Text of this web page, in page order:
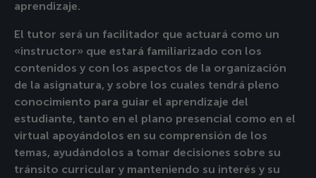
aprendizaje.
El tutor será un facilitador que actuará como un
«instructor» que estará familiarizado con los
contenidos y con los aspectos de la organización
de la asignatura, y sobre los cuales tendrá pleno
conocimiento para guiar el aprendizaje del
estudiante, tanto en el plano presencial como en el
virtual apoyándolos en su comprensión de los
temas, ayudándolos a tomar decisiones sobre su
tránsito curricular y manteniendo su interés y su